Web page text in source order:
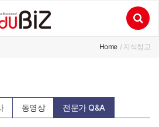
Home / 지식창고
동영상 전문가 Q&A